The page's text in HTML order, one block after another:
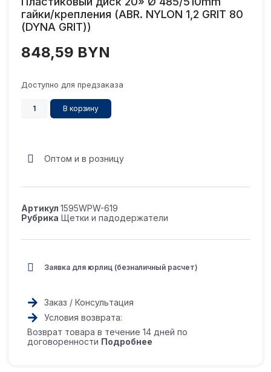
гайки/крепления (ABR. NYLON 1,2 GRIT 80
(DYNA GRIT))
848,59 BYN
Доступно для предзаказа
В корзину
Оптом и в розницу
Артикул 1595WPW-619
Рубрика Щетки и падодержатели
Заявка для юрлиц (безналичный расчет)
Заказ / Консультация
Условия возврата:
Возврат товара в течение 14 дней по
договоренности Подробнее